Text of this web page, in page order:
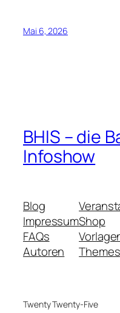
Mai 6, 2026
BHIS – die
Infoshow
Blog
Impressum
FAQs
Autoren
Shop
Themes
Twenty Twenty-Five